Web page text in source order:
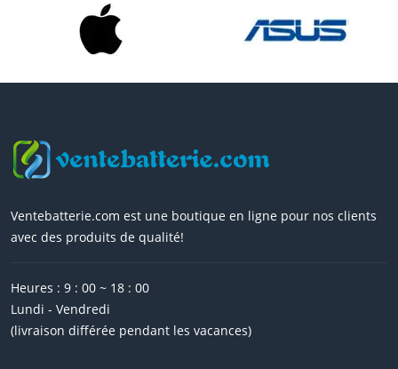
Ventebatterie.com est une boutique en ligne pour nos clients
avec des produits de qualité!
Heures : 9 : 00 ~ 18 : 00
Lundi - Vendredi
(livraison différée pendant les vacances)